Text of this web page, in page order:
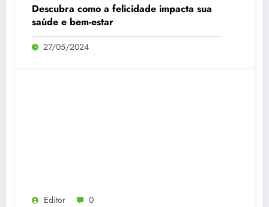
Descubra como a felicidade impacta sua
saúde e bem-estar
27/05/2024
Editor 0